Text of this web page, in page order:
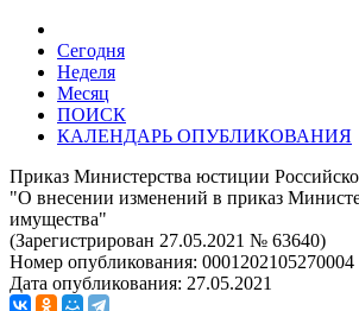
Сегодня
Неделя
Месяц
ПОИСК
КАЛЕНДАРЬ ОПУБЛИКОВАНИЯ
Приказ Министерства юстиции
"О внесении изменений в приказ
имущества"
(Зарегистрирован 27.05.2021 № 63640)
Номер опубликования: 0001202105270004
Дата опубликования: 27.05.2021